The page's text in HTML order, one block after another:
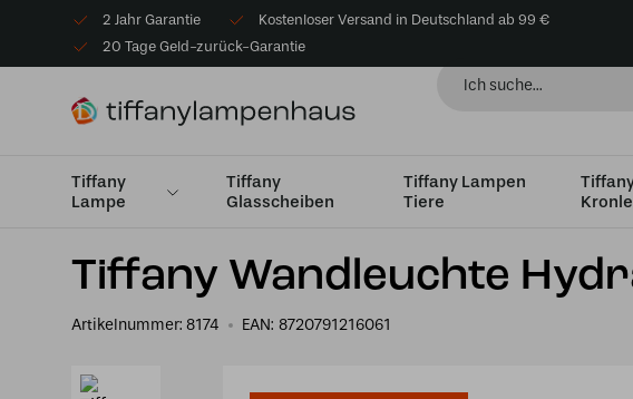
2 Jahr Garantie
Kostenloser Versand in Deutschland ab 99 €
20 Tage Geld-zurück-Garantie
Tiffany
Lampe
Tiffany
Glasscheiben
Tiffany Lampen
Tiere
Startseite Tiffany Wandleuchte Wandleuchte Schalenmodell Tiffany
Tiffany Wandleuchte
Artikelnummer: 8174 EAN: 8720791216061